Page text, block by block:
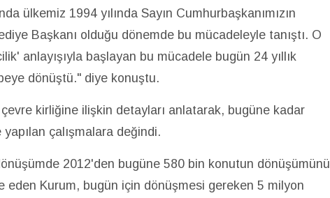
ülkemiz 1994 yılında Sayın Cumhurbaşkanımızın
Başkanı olduğu dönemde bu mücadeleyle tanıştı. O
anlayışıyla başlayan bu mücadele bugün 24 yıllık
dönüştü." diye konuştu.
kirliğine ilişkin detayları anlatarak, bugüne kadar
çalışmalara değindi.
2012'den bugüne 580 bin konutun dönüşümünü
eden Kurum, bugün için dönüşmesi gereken 5 milyon